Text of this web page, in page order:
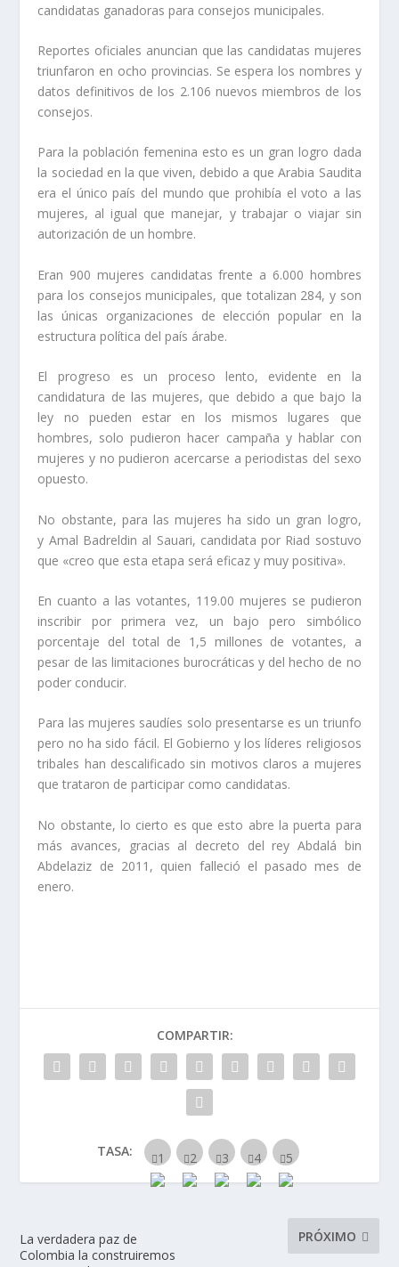
candidatas ganadoras para consejos municipales.
Reportes oficiales anuncian que las candidatas mujeres
triunfaron en ocho provincias. Se espera los nombres y
datos definitivos de los 2.106 nuevos miembros de los
consejos.
Para la población femenina esto es un gran logro dada
la sociedad en la que viven, debido a que Arabia Saudita
era el único país del mundo que prohibía el voto a las
mujeres, al igual que manejar, y trabajar o viajar sin
autorización de un hombre.
Eran 900 mujeres candidatas frente a 6.000 hombres
para los consejos municipales, que totalizan 284, y son
las únicas organizaciones de elección popular en la
estructura política del país árabe.
El progreso es un proceso lento, evidente en la
candidatura de las mujeres, que debido a que bajo la
ley no pueden estar en los mismos lugares que
hombres, solo pudieron hacer campaña y hablar con
mujeres y no pudieron acercarse a periodistas del sexo
opuesto.
No obstante, para las mujeres ha sido un gran logro,
y Amal Badreldin al Sauari, candidata por Riad sostuvo
que «creo que esta etapa será eficaz y muy positiva».
En cuanto a las votantes, 119.00 mujeres se pudieron
inscribir por primera vez, un bajo pero simbólico
porcentaje del total de 1,5 millones de votantes, a
pesar de las limitaciones burocráticas y del hecho de no
poder conducir.
Para las mujeres saudíes solo presentarse es un triunfo
pero no ha sido fácil. El Gobierno y los líderes religiosos
tribales han descalificado sin motivos claros a mujeres
que trataron de participar como candidatas.
No obstante, lo cierto es que esto abre la puerta para
más avances, gracias al decreto del rey Abdalá bin
Abdelaziz de 2011, quien falleció el pasado mes de
enero.
COMPARTIR:
TASA:
La verdadera paz de
Colombia la construiremos
PRÓXIMO